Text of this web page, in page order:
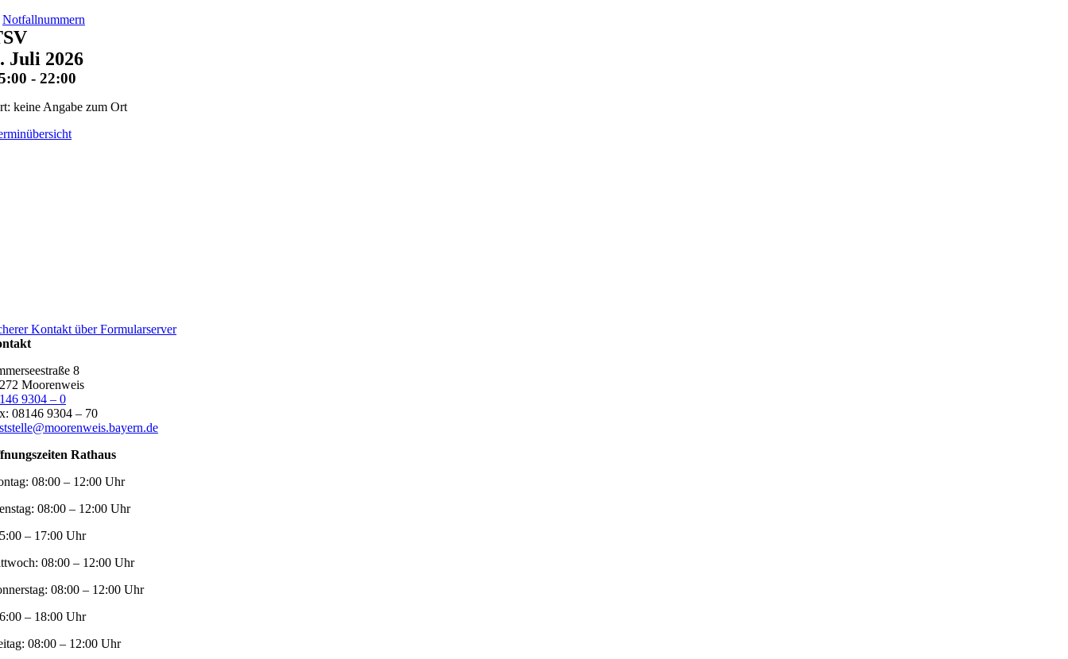
Notfallnummern
Juli 2026
- 22:00
keine Angabe zum Ort
Kontakt über Formularserver
8
Moorenweis
9304 – 0
08146 9304 – 70
Rathaus
08:00 – 12:00 Uhr
08:00 – 12:00 Uhr
– 17:00 Uhr
08:00 – 12:00 Uhr
08:00 – 12:00 Uhr
– 18:00 Uhr
08:00 – 12:00 Uhr